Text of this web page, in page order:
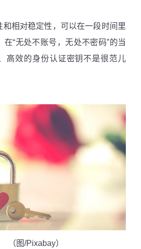
相对稳定性，可以在一段时间里
“无处不账号，无处不密码”的当
高效的身份认证密钥不是很范儿
图/Pixabay）